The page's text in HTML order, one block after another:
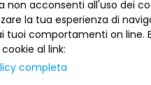
Lavora con noi
Reclami
Numeri utili
La tua scelta sui cookies
Informativa al pubblico
Sepa
Sicurezza
SEGUICI SUI SOCIAL
non acconsenti all'uso dei
la tua esperienza di
tuoi comportamenti on line.
al link:
completa